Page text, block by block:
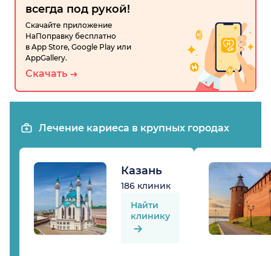
всегда под рукой!
Скачайте приложение
НаПоправку бесплатно
в App Store, Google Play или
AppGallery.
Скачать
Лечение кариеса в крупных городах
Казань
186 клиник
Найти
клинику